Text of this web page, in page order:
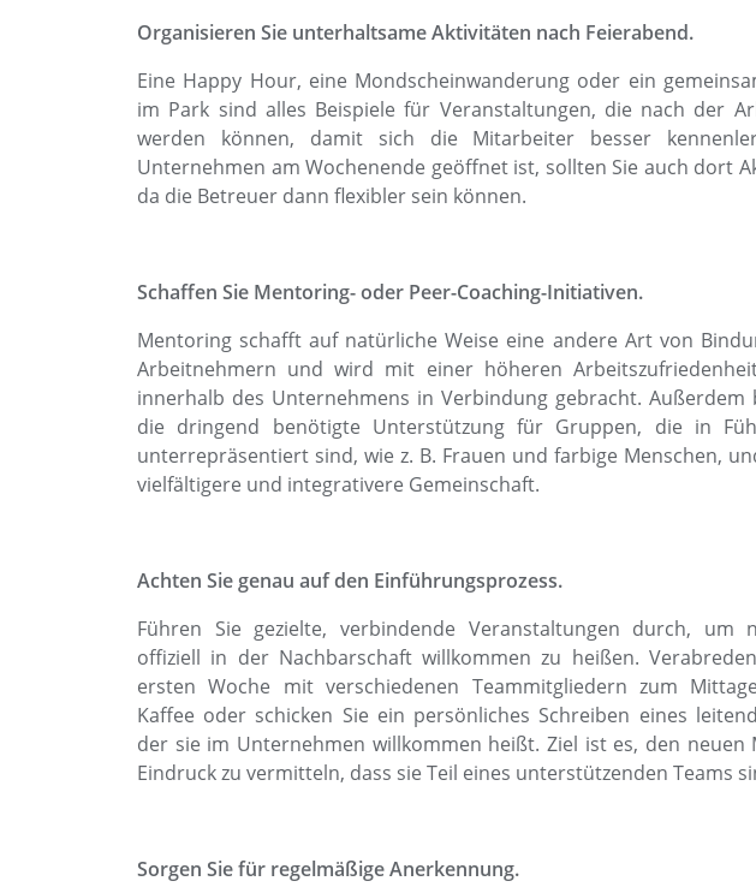
Organisieren Sie unterhaltsame Aktivitäten nach Feierabend.
Eine Happy Hour, eine Mondscheinwanderung oder ein
im Park sind alles Beispiele für Veranstaltungen, die nach der
werden können, damit sich die Mitarbeiter besser
Unternehmen am Wochenende geöffnet ist, sollten Sie auch dort
da die Betreuer dann flexibler sein können.
Schaffen Sie Mentoring- oder Peer-Coaching-Initiativen.
Mentoring schafft auf natürliche Weise eine andere Art von
Arbeitnehmern und wird mit einer höheren
innerhalb des Unternehmens in Verbindung gebracht.
die dringend benötigte Unterstützung für Gruppen, die in
unterrepräsentiert sind, wie z. B. Frauen und farbige Menschen,
vielfältigere und integrativere Gemeinschaft.
Achten Sie genau auf den Einführungsprozess.
Führen Sie gezielte, verbindende Veranstaltungen durch, um
offiziell in der Nachbarschaft willkommen zu heißen.
ersten Woche mit verschiedenen Teammitgliedern zum
Kaffee oder schicken Sie ein persönliches Schreiben eines
der sie im Unternehmen willkommen heißt. Ziel ist es, den neuen
Eindruck zu vermitteln, dass sie Teil eines unterstützenden Teams
Sorgen Sie für regelmäßige Anerkennung.